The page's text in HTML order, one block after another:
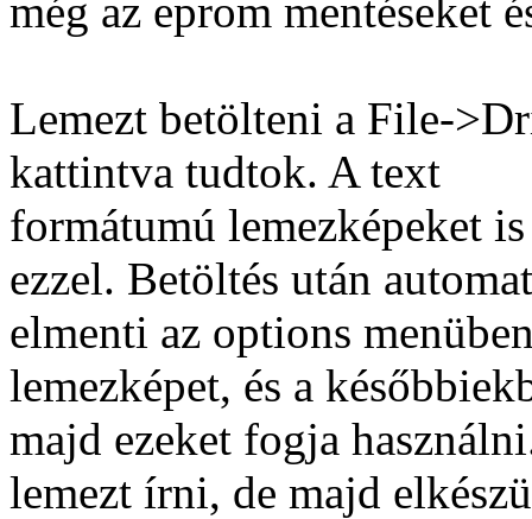
még az eprom mentéseket
Lemezt betölteni a File-
kattintva tudtok. A text
formátumú lemezképeket
ezzel. Betöltés után
elmenti az options
lemezképet, és a
majd ezeket fogja
lemezt írni, de majd